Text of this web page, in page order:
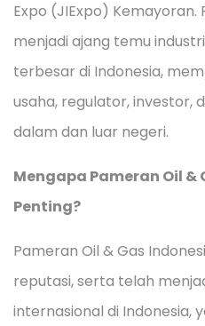
Expo (JIExpo) Kemayoran.
menjadi ajang temu
terbesar di Indonesia,
usaha, regulator, investor,
dalam dan luar negeri.
Mengapa Pameran Oil &
Penting?
Pameran Oil & Gas
reputasi, serta telah
internasional di Indonesia,